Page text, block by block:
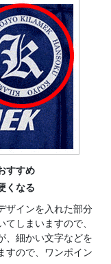
すすめ
くなる
ザインを入れた部分
しまいますので、
、細かい文字などを
すので、ワンポイン